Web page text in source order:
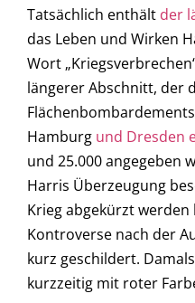
Tatsächlich enthält der
das Leben und Wirken
Wort
längerer Abschnitt, der
Hamburg und Dresden
und 25.000 angegeben
Harris Überzeugung
Krieg abgekürzt
Kontroverse nach der
kurz geschildert.
kurzzeitig mit roter